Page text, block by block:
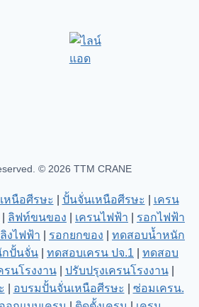
© 2026 TTM CRANE
หนือศีรษะ ปั้นจั่นเหนือศีรษะ
เครน
ลิฟท์ขนของ เครนไฟฟ้า
รอกไฟฟ้า
งไฟฟ้า รอกยกของ
ทดสอบน้ำหนัก
ปั้นจั่น ทดสอบเครน ปจ.1
ทดสอบ
รนโรงงาน| ปรับปรุงเครนโรงงาน|
อบรมปั้นจั่นเหนือศีรษะ
ซ่อมเครน.